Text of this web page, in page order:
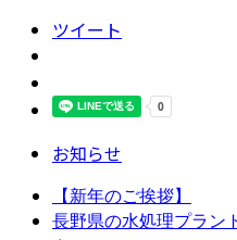
ツイート
お知らせ
【新年のご挨拶】
長野県の水処理プラン